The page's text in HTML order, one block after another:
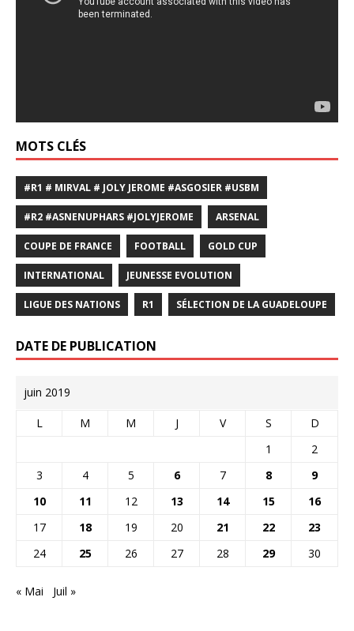
MOTS CLÉS
#R1 # MIRVAL # JOLY JEROME #ASGOSIER #USBM
#R2 #ASNENUPHARS #JOLYJEROME ARSENAL
COUPE DE FRANCE FOOTBALL GOLD CUP
INTERNATIONAL JEUNESSE EVOLUTION
LIGUE DES NATIONS R1 SÉLECTION DE LA GUADELOUPE
DATE DE PUBLICATION
juin 2019
L M M J V S
D
1
2
3
4 5 6 7 8
9
10
11 12 13 14 15
16
17
18 19 20 21 22
23
24
25 26 27 28 29 30
« Mai Juil »